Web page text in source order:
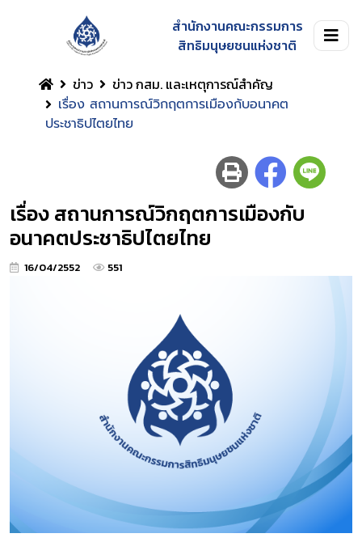
สำนักงานคณะกรรมการ
สิทธิมนุษยชนแห่งชาติ
ข่าว
ข่าว กสม. และเหตุการณ์สำคัญ
เรื่อง สถานการณ์วิกฤตการเมืองกับอนาคต
ประชาธิปไตยไทย
เรื่อง สถานการณ์วิกฤตการเมืองกับ
อนาคตประชาธิปไตยไทย
16/04/2552 551